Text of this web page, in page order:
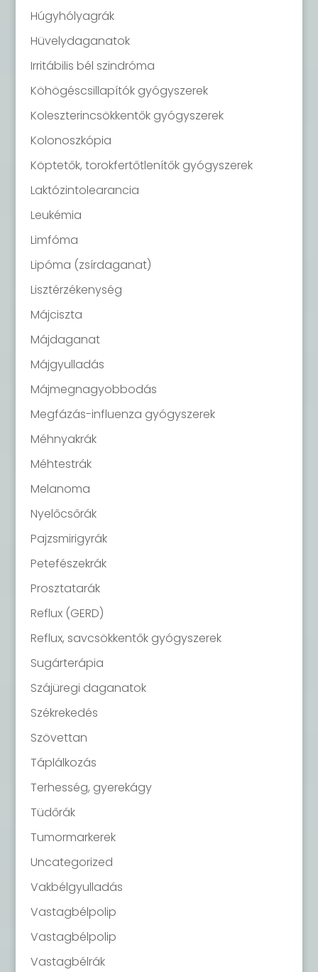
Húgyhólyagrák
Hüvelydaganatok
Irritábilis bél szindróma
Köhögéscsillapítók gyógyszerek
Koleszterincsökkentők gyógyszerek
Kolonoszkópia
Köptetők, torokfertőtlenítők gyógyszerek
Laktózintolearancia
Leukémia
Limfóma
Lipóma (zsírdaganat)
Lisztérzékenység
Májciszta
Májdaganat
Májgyulladás
Májmegnagyobbodás
Megfázás-influenza gyógyszerek
Méhnyakrák
Méhtestrák
Melanoma
Nyelőcsőrák
Pajzsmirigyrák
Petefészekrák
Prosztatarák
Reflux (GERD)
Reflux, savcsökkentők gyógyszerek
Sugárterápia
Szájüregi daganatok
Székrekedés
Szövettan
Táplálkozás
Terhesség, gyerekágy
Tüdőrák
Tumormarkerek
Uncategorized
Vakbélgyulladás
Vastagbélpolip
Vastagbélpolip
Vastagbélrák